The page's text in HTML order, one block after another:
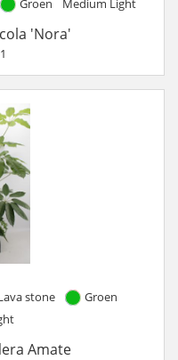
Groen Medium Light
'Nora'
stone
Groen
Amate